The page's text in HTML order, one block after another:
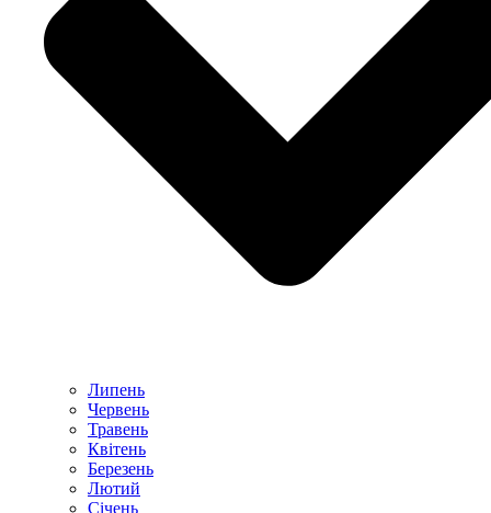
Липень
Червень
Травень
Квітень
Березень
Лютий
Січень